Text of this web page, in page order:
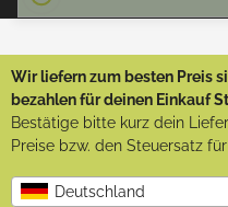
Wir liefern zum besten Preis
bezahlen für deinen Einkauf
Bestätige bitte kurz dein
Preise bzw. den Steuersatz
Deutschland